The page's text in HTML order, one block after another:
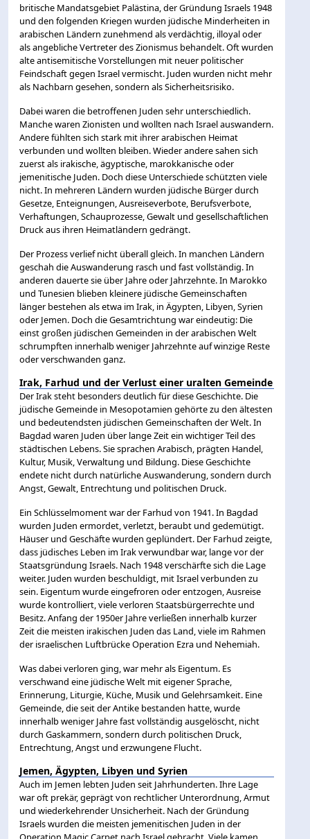
britische Mandatsgebiet Palästina, der Gründung Israels 1948
und den folgenden Kriegen wurden jüdische Minderheiten in
arabischen Ländern zunehmend als verdächtig, illoyal oder
als angebliche Vertreter des Zionismus behandelt. Oft wurden
alte antisemitische Vorstellungen mit neuer politischer
Feindschaft gegen Israel vermischt. Juden wurden nicht mehr
als Nachbarn gesehen, sondern als Sicherheitsrisiko.
Dabei waren die betroffenen Juden sehr unterschiedlich.
Manche waren Zionisten und wollten nach Israel auswandern.
Andere fühlten sich stark mit ihrer arabischen Heimat
verbunden und wollten bleiben. Wieder andere sahen sich
zuerst als irakische, ägyptische, marokkanische oder
jemenitische Juden. Doch diese Unterschiede schützten viele
nicht. In mehreren Ländern wurden jüdische Bürger durch
Gesetze, Enteignungen, Ausreiseverbote, Berufsverbote,
Verhaftungen, Schauprozesse, Gewalt und gesellschaftlichen
Druck aus ihren Heimatländern gedrängt.
Der Prozess verlief nicht überall gleich. In manchen Ländern
geschah die Auswanderung rasch und fast vollständig. In
anderen dauerte sie über Jahre oder Jahrzehnte. In Marokko
und Tunesien blieben kleinere jüdische Gemeinschaften
länger bestehen als etwa im Irak, in Ägypten, Libyen, Syrien
oder Jemen. Doch die Gesamtrichtung war eindeutig: Die
einst großen jüdischen Gemeinden in der arabischen Welt
schrumpften innerhalb weniger Jahrzehnte auf winzige Reste
oder verschwanden ganz.
Irak, Farhud und der Verlust einer uralten Gemeinde
Der Irak steht besonders deutlich für diese Geschichte. Die
jüdische Gemeinde in Mesopotamien gehörte zu den ältesten
und bedeutendsten jüdischen Gemeinschaften der Welt. In
Bagdad waren Juden über lange Zeit ein wichtiger Teil des
städtischen Lebens. Sie sprachen Arabisch, prägten Handel,
Kultur, Musik, Verwaltung und Bildung. Diese Geschichte
endete nicht durch natürliche Auswanderung, sondern durch
Angst, Gewalt, Entrechtung und politischen Druck.
Ein Schlüsselmoment war der Farhud von 1941. In Bagdad
wurden Juden ermordet, verletzt, beraubt und gedemütigt.
Häuser und Geschäfte wurden geplündert. Der Farhud zeigte,
dass jüdisches Leben im Irak verwundbar war, lange vor der
Staatsgründung Israels. Nach 1948 verschärfte sich die Lage
weiter. Juden wurden beschuldigt, mit Israel verbunden zu
sein. Eigentum wurde eingefroren oder entzogen, Ausreise
wurde kontrolliert, viele verloren Staatsbürgerrechte und
Besitz. Anfang der 1950er Jahre verließen innerhalb kurzer
Zeit die meisten irakischen Juden das Land, viele im Rahmen
der israelischen Luftbrücke Operation Ezra und Nehemiah.
Was dabei verloren ging, war mehr als Eigentum. Es
verschwand eine jüdische Welt mit eigener Sprache,
Erinnerung, Liturgie, Küche, Musik und Gelehrsamkeit. Eine
Gemeinde, die seit der Antike bestanden hatte, wurde
innerhalb weniger Jahre fast vollständig ausgelöscht, nicht
durch Gaskammern, sondern durch politischen Druck,
Entrechtung, Angst und erzwungene Flucht.
Jemen, Ägypten, Libyen und Syrien
Auch im Jemen lebten Juden seit Jahrhunderten. Ihre Lage
war oft prekär, geprägt von rechtlicher Unterordnung, Armut
und wiederkehrender Unsicherheit. Nach der Gründung
Israels wurden die meisten jemenitischen Juden in der